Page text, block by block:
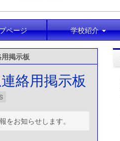
ページ 学校紹介
掲示板
絡用掲示板
をお知らせします。